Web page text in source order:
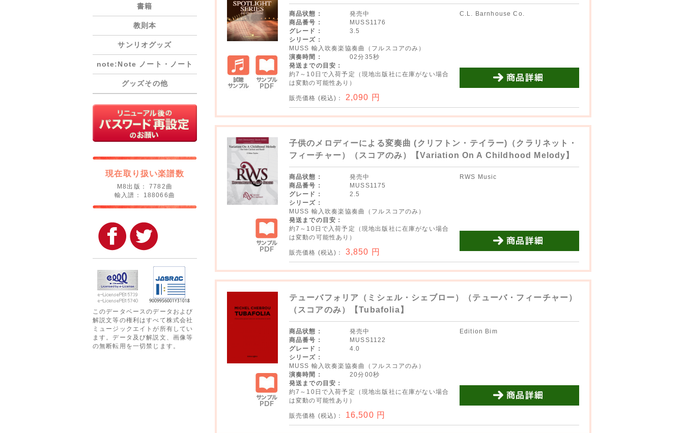
書籍
教則本
サンリオグッズ
note:Note ノート・ノート
グッズその他
現在取り扱い楽譜数
M8出版： 7782曲
輸入譜： 188066曲
このデータベースのデータおよび
解説文等の権利はすべて株式会社
ミュージックエイトが所有してい
ます。データ及び解説文、画像等
の無断転用を一切禁じます。
商品状態：
発売中
商品番号：
MUSS1176
グレード：
3.5
シリーズ：
MUSS 輸入吹奏楽協奏曲（フルスコアのみ）
演奏時間：
02分35秒
発送までの目安：
約7～10日で入荷予定（現地出版社に在庫がない場合
は変動の可能性あり）
販売価格 (税込)： 2,090 円
C.L. Barnhouse Co.
子供のメロディーによる変奏曲 (クリフトン・テイラー)（クラリネット・
フィーチャー）（スコアのみ）【Variation On A Childhood Melody】
商品状態：
発売中
商品番号：
MUSS1175
グレード：
2.5
シリーズ：
MUSS 輸入吹奏楽協奏曲（フルスコアのみ）
発送までの目安：
約7～10日で入荷予定（現地出版社に在庫がない場合
は変動の可能性あり）
販売価格 (税込)： 3,850 円
RWS Music
テューバフォリア（ミシェル・シェブロー）（テューバ・フィーチャー）
（スコアのみ）【Tubafolia】
商品状態：
発売中
商品番号：
MUSS1122
グレード：
4.0
シリーズ：
MUSS 輸入吹奏楽協奏曲（フルスコアのみ）
演奏時間：
20分00秒
発送までの目安：
約7～10日で入荷予定（現地出版社に在庫がない場合
は変動の可能性あり）
販売価格 (税込)： 16,500 円
Edition Bim